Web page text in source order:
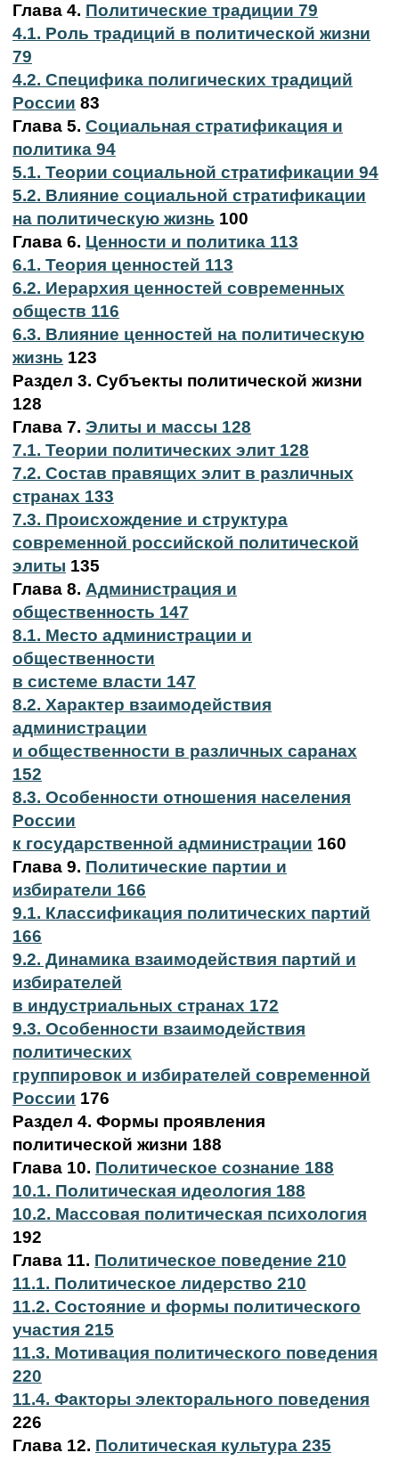
Глава 4. Политические традиции 79
4.1. Роль традиций в политической жизни
79
4.2. Специфика полигических традиций
России 83
Глава 5. Социальная стратификация и
политика 94
5.1. Теории социальной стратификации 94
5.2. Влияние социальной стратификации
на политическую жизнь 100
Глава 6. Ценности и политика 113
6.1. Теория ценностей 113
6.2. Иерархия ценностей современных
обществ 116
6.3. Влияние ценностей на политическую
жизнь 123
Раздел 3. Субъекты политической жизни
128
Глава 7. Элиты и массы 128
7.1. Теории политических элит 128
7.2. Состав правящих элит в различных
странах 133
7.3. Происхождение и структура
современной российской политической
элиты 135
Глава 8. Администрация и
общественность 147
8.1. Место администрации и
общественности
в системе власти 147
8.2. Характер взаимодействия
администрации
и общественности в различных саранах
152
8.3. Особенности отношения населения
России
к государственной администрации 160
Глава 9. Политические партии и
избиратели 166
9.1. Классификация политических партий
166
9.2. Динамика взаимодействия партий и
избирателей
в индустриальных странах 172
9.3. Особенности взаимодействия
политических
группировок и избирателей современной
России 176
Раздел 4. Формы проявления
политической жизни 188
Глава 10. Политическое сознание 188
10.1. Политическая идеология 188
10.2. Массовая политическая психология
192
Глава 11. Политическое поведение 210
11.1. Политическое лидерство 210
11.2. Состояние и формы политического
участия 215
11.3. Мотивация политического поведения
220
11.4. Факторы электорального поведения
226
Глава 12. Политическая культура 235